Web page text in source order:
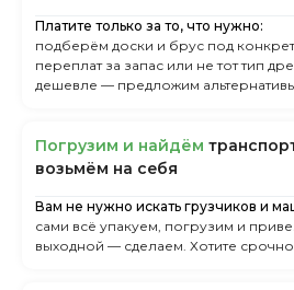
Платите только за то, что нужно:
подберём доски и брус под
переплат за запас или не тот тип
дешевле — предложим
Пoгpузим и нaйдём
вoзьмём нa ceбя
Вам не нужно искать грузчиков и
сами всё упакуем, погрузим и
выходной — сделаем. Хотите